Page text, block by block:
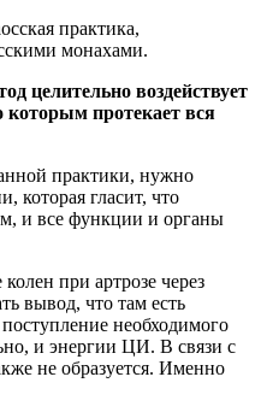
практика,
монахами.
целительно воздействует
которым протекает вся
практики, нужно
которая гласит, что
и все функции и органы
при артрозе через
вывод, что там есть
необходимого
и энергии ЦИ. В связи с
не образуется. Именно